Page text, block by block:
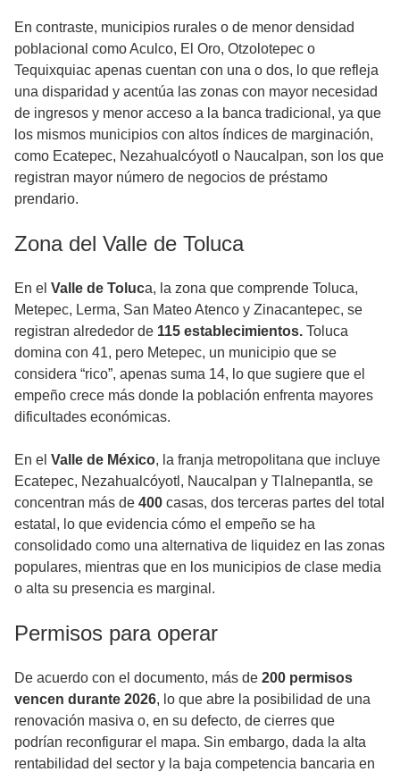
En contraste, municipios rurales o de menor densidad
poblacional como Aculco, El Oro, Otzolotepec o
Tequixquiac apenas cuentan con una o dos, lo que refleja
una disparidad y acentúa las zonas con mayor necesidad
de ingresos y menor acceso a la banca tradicional, ya que
los mismos municipios con altos índices de marginación,
como Ecatepec, Nezahualcóyotl o Naucalpan, son los que
registran mayor número de negocios de préstamo
prendario.
Zona del Valle de Toluca
En el Valle de Toluca, la zona que comprende Toluca,
Metepec, Lerma, San Mateo Atenco y Zinacantepec, se
registran alrededor de 115 establecimientos. Toluca
domina con 41, pero Metepec, un municipio que se
considera “rico”, apenas suma 14, lo que sugiere que el
empeño crece más donde la población enfrenta mayores
dificultades económicas.
En el Valle de México, la franja metropolitana que incluye
Ecatepec, Nezahualcóyotl, Naucalpan y Tlalnepantla, se
concentran más de 400 casas, dos terceras partes del total
estatal, lo que evidencia cómo el empeño se ha
consolidado como una alternativa de liquidez en las zonas
populares, mientras que en los municipios de clase media
o alta su presencia es marginal.
Permisos para operar
De acuerdo con el documento, más de 200 permisos
vencen durante 2026, lo que abre la posibilidad de una
renovación masiva o, en su defecto, de cierres que
podrían reconfigurar el mapa. Sin embargo, dada la alta
rentabilidad del sector y la baja competencia bancaria en